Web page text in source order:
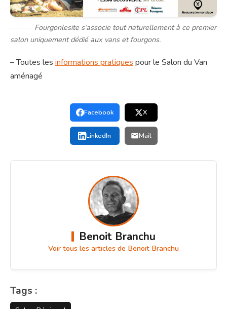
Fourgonlesite s’associe tout naturellement à ce premier
salon uniquement dédié aux vans et fourgons.
– Toutes les informations pratiques pour le Salon du Van
aménagé
Facebook X
LinkedIn Mail
Benoit Branchu
Voir tous les articles de Benoit Branchu
Tags :